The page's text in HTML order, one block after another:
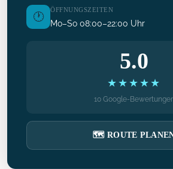
🕐
ÖFFNUNGSZEITEN
Mo–So 08:00–22:00 Uhr
5.0
★★★★★
10 Google-
🗺️ ROUTE